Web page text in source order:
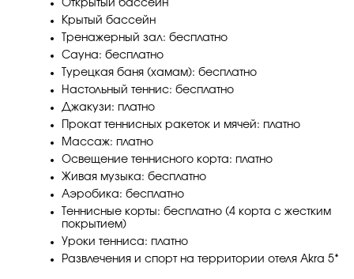
Открытый бассейн
Крытый бассейн
Тренажерный зал: бесплатно
Сауна: бесплатно
Турецкая баня (хамам): бесплатно
Настольный теннис: бесплатно
Джакузи: платно
Прокат теннисных ракеток и мячей: платно
Массаж: платно
Освещение теннисного корта: платно
Живая музыка: бесплатно
Аэробика: бесплатно
Теннисные корты: бесплатно (4 корта с жестким
покрытием)
Уроки тенниса: платно
Развлечения и спорт на территории отеля Akra 5*